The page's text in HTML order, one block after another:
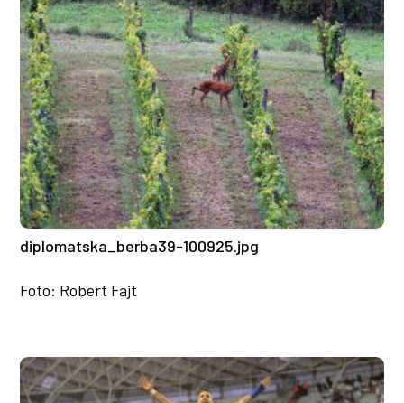
diplomatska_berba39-100925.jpg
Foto: Robert Fajt